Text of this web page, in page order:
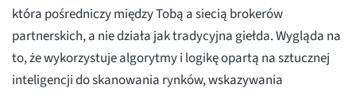
która pośredniczy między Tobą a siecią brokerów
partnerskich, a nie działa jak tradycyjna giełda. Wygląda na
to, że wykorzystuje algorytmy i logikę opartą na sztucznej
inteligencji do skanowania rynków, wskazywania